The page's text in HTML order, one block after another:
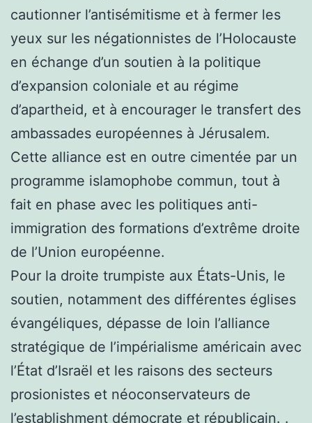
cautionner l’antisémitisme et à fermer les
yeux sur les négationnistes de l’Holocauste
en échange d’un soutien à la politique
d’expansion coloniale et au régime
d’apartheid, et à encourager le transfert des
ambassades européennes à Jérusalem.
Cette alliance est en outre cimentée par un
programme islamophobe commun, tout à
fait en phase avec les politiques anti-
immigration des formations d’extrême droite
de l’Union européenne.
Pour la droite trumpiste aux États-Unis, le
soutien, notamment des différentes églises
évangéliques, dépasse de loin l’alliance
stratégique de l’impérialisme américain avec
l’État d’Israël et les raisons des secteurs
prosionistes et néoconservateurs de
l’establishment démocrate et républicain. .